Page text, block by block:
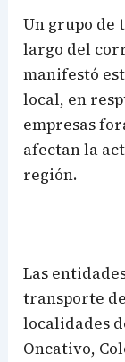
Un grupo de
largo del
manifestó
local, en
empresas
afectan la
región.
Las
transporte
localidades
Oncativo,